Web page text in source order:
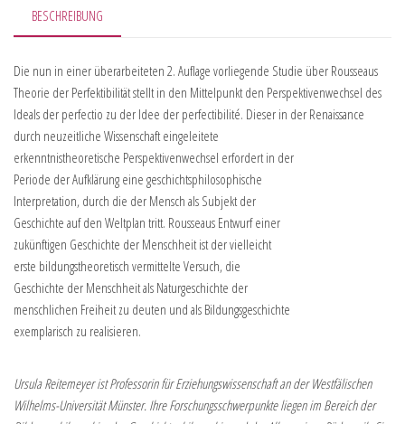
BESCHREIBUNG
Die nun in einer überarbeiteten 2. Auflage vorliegende Studie über Rousseaus
Theorie der Perfektibilität stellt in den Mittelpunkt den Perspektivenwechsel des
Ideals der perfectio zu der Idee der perfectibilité. Dieser in der Renaissance
durch neuzeitliche Wissenschaft eingeleitete
erkenntnistheoretische Perspektivenwechsel erfordert in der
Periode der Aufklärung eine geschichtsphilosophische
Interpretation, durch die der Mensch als Subjekt der
Geschichte auf den Weltplan tritt. Rousseaus Entwurf einer
zukünftigen Geschichte der Menschheit ist der vielleicht
erste bildungstheoretisch vermittelte Versuch, die
Geschichte der Menschheit als Naturgeschichte der
menschlichen Freiheit zu deuten und als Bildungsgeschichte
exemplarisch zu realisieren.
Ursula Reitemeyer ist Professorin für Erziehungswissenschaft an der Westfälischen
Wilhelms-Universität Münster. Ihre Forschungsschwerpunkte liegen im Bereich der